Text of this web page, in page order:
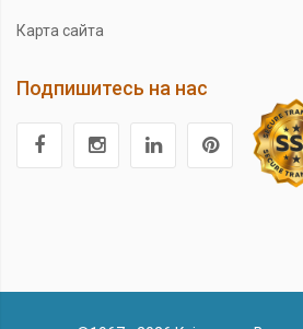
Карта сайта
Подпишитесь на нас